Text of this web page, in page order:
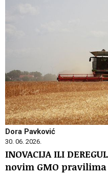
Dora Pavković
30. 06. 2026.
INOVACIJA ILI
novim GMO pravilima